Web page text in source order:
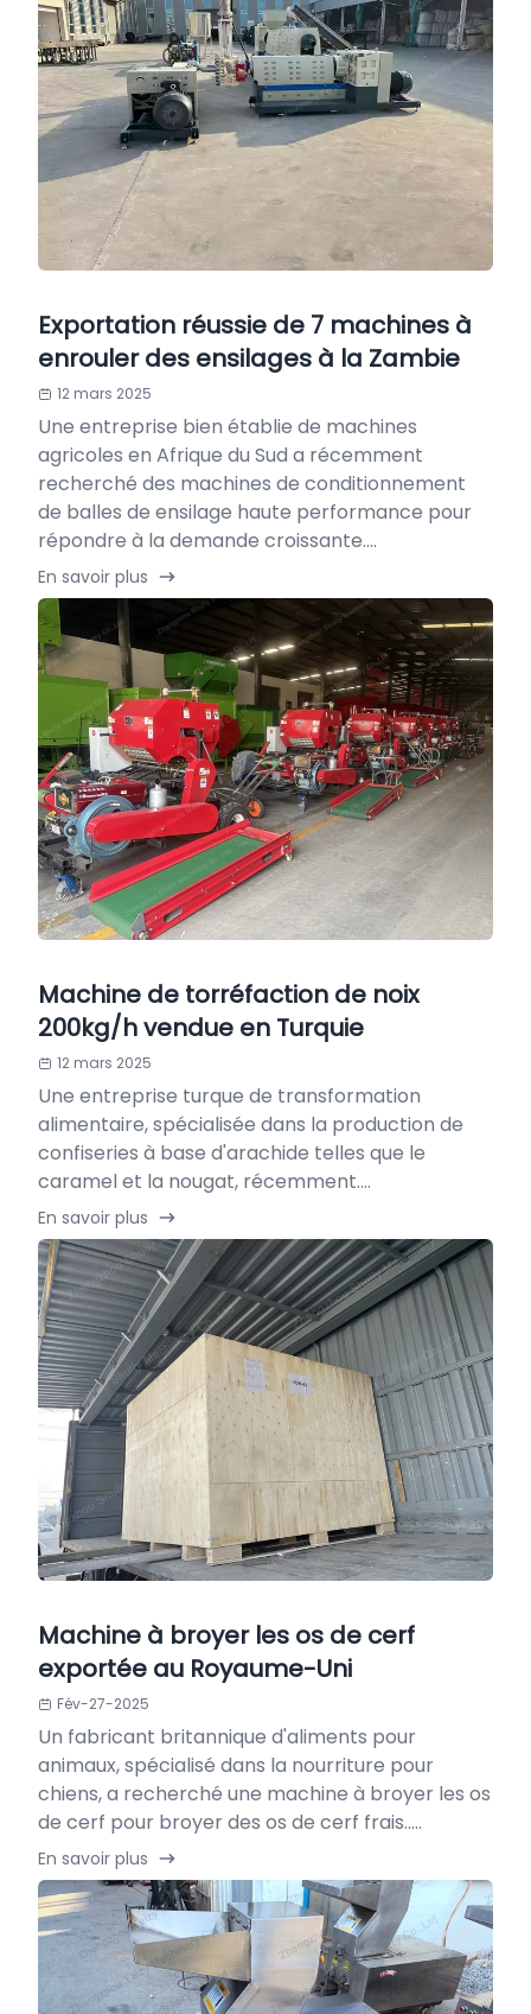
Exportation réussie de 7 machines à
enrouler des ensilages à la Zambie
12 mars 2025
Une entreprise bien établie de machines
agricoles en Afrique du Sud a récemment
recherché des machines de conditionnement
de balles de ensilage haute performance pour
répondre à la demande croissante....
En savoir plus
Machine de torréfaction de noix
200kg/h vendue en Turquie
12 mars 2025
Une entreprise turque de transformation
alimentaire, spécialisée dans la production de
confiseries à base d'arachide telles que le
caramel et la nougat, récemment....
En savoir plus
Machine à broyer les os de cerf
exportée au Royaume-Uni
Fév-27-2025
Un fabricant britannique d'aliments pour
animaux, spécialisé dans la nourriture pour
chiens, a recherché une machine à broyer les os
de cerf pour broyer des os de cerf frais.....
En savoir plus